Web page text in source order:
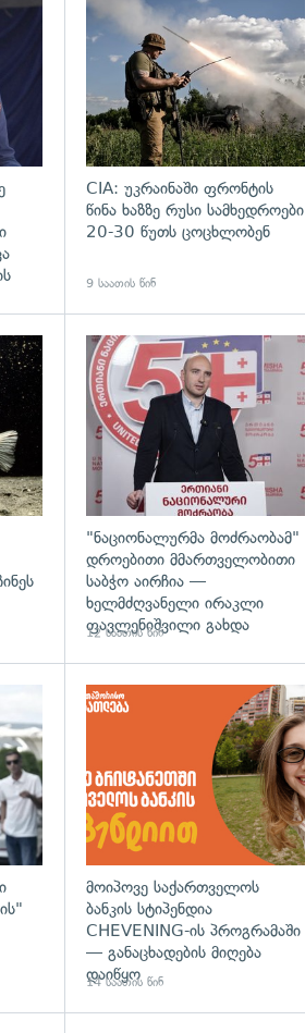
გადახედვა
CIA: უკრაინაში ფრონტის
წინა ხაზზე რუსი სამხედროები
20-30 წუთს ცოცხლობენ
9 საათის წინ
გადახედვა
"ნაციონალურმა მოძრაობამ"
დროებითი მმართველობითი
საბჭო აირჩია —
ხელმძღვანელი ირაკლი
ფავლენიშვილი გახდა
12 საათის წინ
გადახედვა
მოიპოვე საქართველოს
ბანკის სტიპენდია
CHEVENING-ის პროგრამაში
— განაცხადების მიღება
დაიწყო
14 საათის წინ